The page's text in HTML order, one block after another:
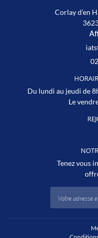
Du lundi au jeudi de
Le
Tenez vous